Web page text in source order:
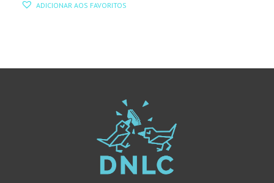
ADICIONAR AOS FAVORITOS